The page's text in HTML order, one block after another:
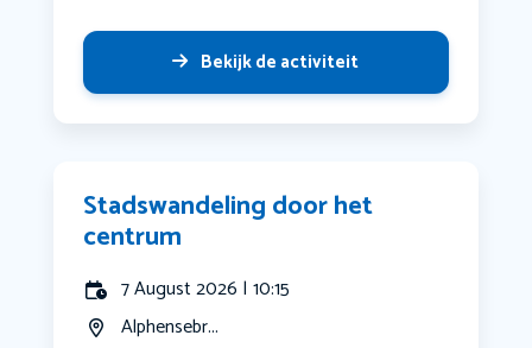
Bekijk de activiteit
Stadswandeling door het
centrum
7 August 2026 | 10:15
Alphensebr...